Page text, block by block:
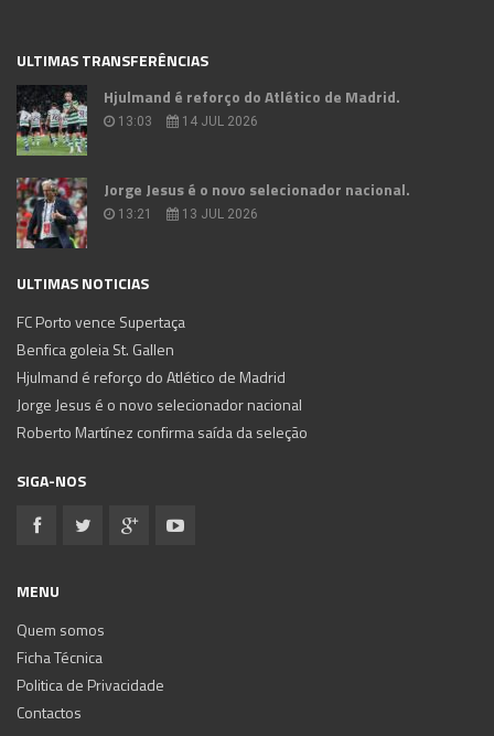
ULTIMAS TRANSFERÊNCIAS
Hjulmand é reforço do Atlético de Madrid.
13:03 14 JUL 2026
Jorge Jesus é o novo selecionador nacional.
13:21 13 JUL 2026
ULTIMAS NOTICIAS
FC Porto vence Supertaça
Benfica goleia St. Gallen
Hjulmand é reforço do Atlético de Madrid
Jorge Jesus é o novo selecionador nacional
Roberto Martínez confirma saída da seleção
SIGA-NOS
MENU
Quem somos
Ficha Técnica
Politica de Privacidade
Contactos